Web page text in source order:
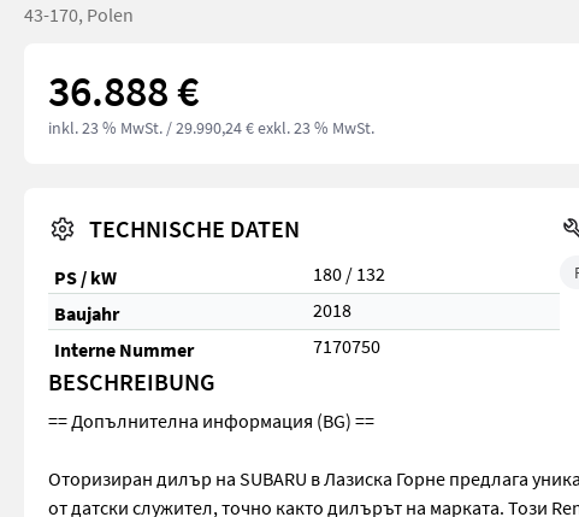
43-170, Polen
36.888 €
inkl. 23 % MwSt. / 29.990,24 € exkl. 23 % MwSt.
TECHNISCHE DATEN
PS / kW
180 / 132
Baujahr
2018
Interne Nummer
7170750
BESCHREIBUNG
== Допълнителна информация (BG) ==
Оторизиран дилър на SUBARU в Лазиска Горне предлага
от датски служител, точно както дилърът на марката. Този